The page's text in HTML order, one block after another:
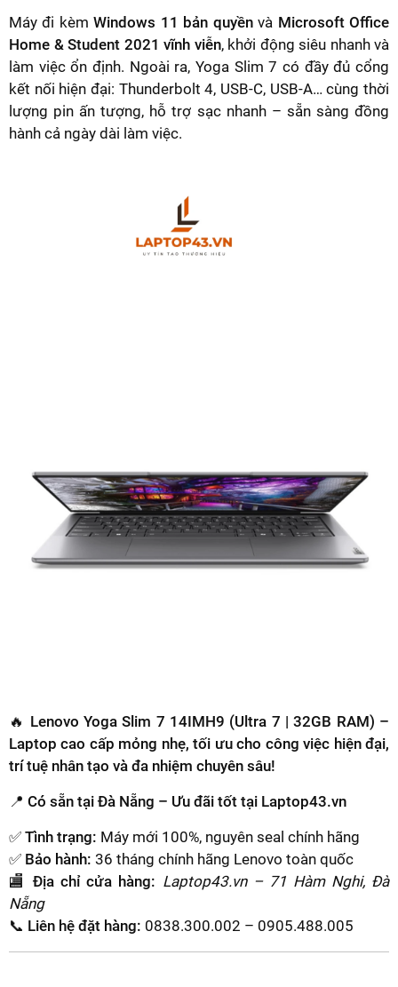
Máy đi kèmWindows 11 bản quyềnvà Microsoft Office
Home & Student 2021 vĩnh viễn, khởi động siêu nhanh và
làm việc ổn định. Ngoài ra, Yoga Slim 7 có đầy đủ cổng
kết nối hiện đại: Thunderbolt 4, USB-C, USB-A… cùng thời
lượng pin ấn tượng, hỗ trợ sạc nhanh – sẵn sàng đồng
hành cả ngày dài làm việc.
🔥 Lenovo Yoga Slim 7 14IMH9 (Ultra 7 | 32GB RAM) –
Laptop cao cấp mỏng nhẹ, tối ưu cho công việc hiện đại,
trí tuệ nhân tạo và đa nhiệm chuyên sâu!
📍 Có sẵn tại Đà Nẵng – Ưu đãi tốt tại Laptop43.vn
✅ Tình trạng: Máy mới 100%, nguyên seal chính hãng
✅ Bảo hành: 36 tháng chính hãng Lenovo toàn quốc
🏬Địa chỉ cửa hàng: Laptop43.vn – 71 Hàm Nghi, Đà
Nẵng
📞 Liên hệ đặt hàng: 0838.300.002 – 0905.488.005